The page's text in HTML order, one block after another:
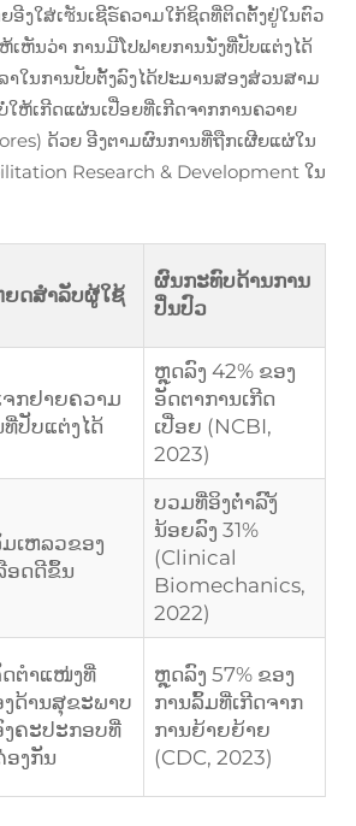
ອີງໃສ່ເซັນເຊີຣ໌ຄວາມໃກ້ຊິດທີ່ຕິດຕັ້ງຢູ່ໃນຕົວ
ເຫັນວ່າ ການມີໂປຟາຍການນັ່ງທີ່ປັບແຕ່ງໄດ້
າໃນການປັບຕັ້ງລົງໄດ້ປະມານສອງສ່ວນສາມ
ໃຫ້ເກີດແຜ່ນເປື່ອຍທີ່ເກີດຈາກການຄວາຍ
ດ້ວຍ ອີງຕາມຜົນການທີ່ຖືກເຜີຍແຜ່ໃນ
Research & Development ໃນ
ຍດສໍາລັບຜູ້ໃຊ້
ຜົນກະທົບດ້ານການ
ປິ່ນປົວ
ກຢາຍຄວາມ
ປັບແຕ່ງໄດ້
ຫຼຸດລົງ 42% ຂອງ
ອັດຕາການເກີດ
ເປື່ອຍ (NCBI,
2023)
ເຫລວຂອງ
ອດດີຂຶ້ນ
ບວມທີ່ອິງຕ່ຳລົງ້
ນ້ອຍລົງ 31%
(Clinical
Biomechanics,
2022)
ດຕຳແໜ່ງທີ່
ດ້ານສຸຂະພາບ
ງຄະປະກອບທີ່
ງກັນ
ຫຼຸດລົງ 57% ຂອງ
ການລົ້ມທີ່ເກີດຈາກ
ການຍ້າຍຍ້າຍ
(CDC, 2023)